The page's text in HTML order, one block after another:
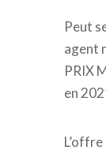
Peut
agent
PRIX
en